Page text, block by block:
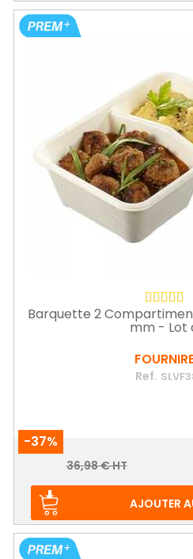
Barquette 2
mm - Lot
Ref.
-37%
Prix
Prix
36,98 € HT
AJOUTER